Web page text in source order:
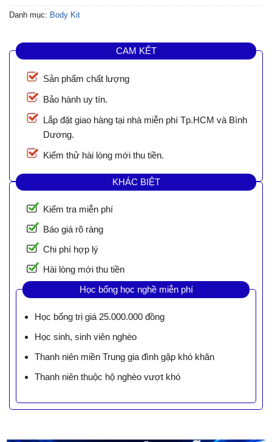
Danh mục: Body Kit
CAM KẾT
Sản phẩm chất lượng
Bảo hành uy tín.
Lắp đặt giao hàng tại nhà miễn phí Tp.HCM và Bình
Dương.
Kiểm thử hài lòng mới thu tiền.
KHÁC BIỆT
Kiểm tra miễn phí
Báo giá rõ ràng
Chi phí hợp lý
Hài lòng mới thu tiền
Học bổng học nghề miễn phí
Học bổng trị giá 25.000.000 đồng
Học sinh, sinh viên nghèo
Thanh niên miền Trung gia đình gặp khó khăn
Thanh niên thuộc hộ nghèo vượt khó